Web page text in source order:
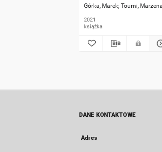
Górka, Marek Toumi,
2021
książka
DANE KONTAKTOWE
Adres